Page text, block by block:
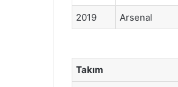
2019 Arsenal
Takım